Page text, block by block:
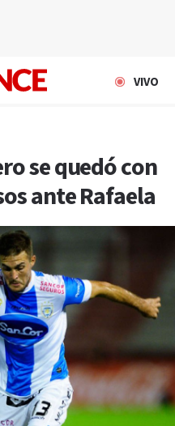
VIVO
se quedó con
ante Rafaela